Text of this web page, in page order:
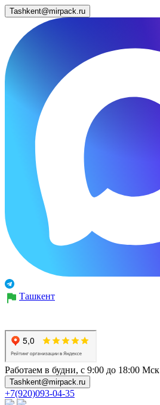
Tashkent@mirpack.ru
Ташкент
Работаем в будни, с 9:00 до 18:00 Мск
Tashkent@mirpack.ru
+7(920)093-04-35